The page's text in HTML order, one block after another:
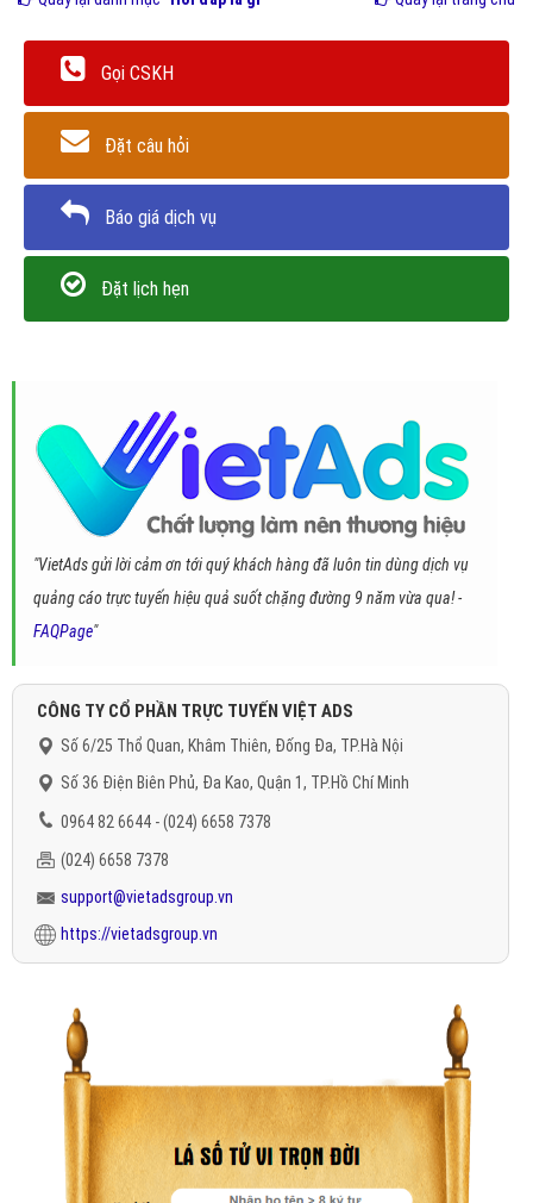
Gọi CSKH
Đặt câu hỏi
Báo giá dịch vụ
Đặt lịch hẹn
"VietAds gửi lời cảm ơn tới quý khách hàng đã luôn tin dùng dịch vụ
quảng cáo trực tuyến hiệu quả suốt chặng đường 9 năm vừa qua! -
FAQPage"
CÔNG TY CỔ PHẦN TRỰC TUYẾN VIỆT ADS
Số 6/25 Thổ Quan, Khâm Thiên, Đống Đa, TP.Hà Nội
Số 36 Điện Biên Phủ, Đa Kao, Quận 1, TP.Hồ Chí Minh
0964 82 6644 - (024) 6658 7378
(024) 6658 7378
support@vietadsgroup.vn
https://vietadsgroup.vn